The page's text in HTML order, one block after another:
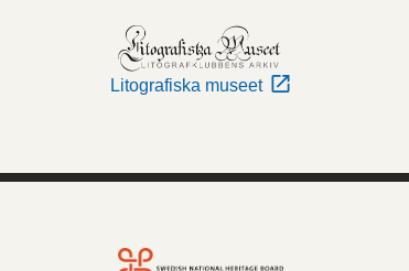
Litografiska museet